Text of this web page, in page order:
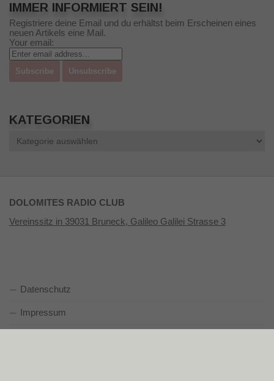
IMMER INFORMIERT SEIN!
Registriere deine Email und du erhältst beim Erscheinen eines
neuen Artikels eine Mail.
Your email:
KATEGORIEN
DOLOMITES RADIO CLUB
Vereinssitz in 39031 Bruneck, Galileo Galilei Strasse 3
Datenschutz
Impressum